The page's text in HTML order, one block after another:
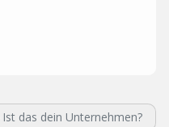
Ist das dein Unternehmen?